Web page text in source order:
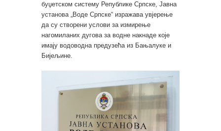
буџетском систему Републике Српске, Јавна
установа „Воде Српске“ изражава увјерење
да су створени услови за измирење
нагомиланих дугова за водне накнаде које
имају водоводна предузећа из Бањалуке и
Бијељине.